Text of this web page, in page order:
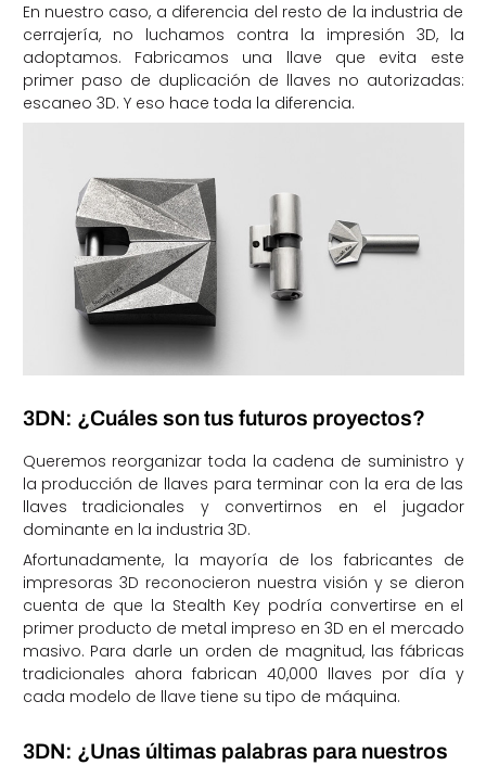
En nuestro caso, a diferencia del resto de la industria de
cerrajería, no luchamos contra la impresión 3D, la
adoptamos. Fabricamos una llave que evita este
primer paso de duplicación de llaves no autorizadas:
escaneo 3D. Y eso hace toda la diferencia.
3DN: ¿Cuáles son tus futuros proyectos?
Queremos reorganizar toda la cadena de suministro y
la producción de llaves para terminar con la era de las
llaves tradicionales y convertirnos en el jugador
dominante en la industria 3D.
Afortunadamente, la mayoría de los fabricantes de
impresoras 3D reconocieron nuestra visión y se dieron
cuenta de que la Stealth Key podría convertirse en el
primer producto de metal impreso en 3D en el mercado
masivo. Para darle un orden de magnitud, las fábricas
tradicionales ahora fabrican 40,000 llaves por día y
cada modelo de llave tiene su tipo de máquina.
3DN: ¿Unas últimas palabras para nuestros